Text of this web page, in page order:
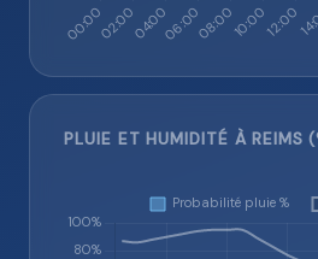
PLUIE ET HUMIDITÉ À REIMS